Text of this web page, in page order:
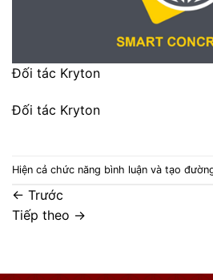
Đối tác Kryton
Đối tác Kryton
Hiện cả chức năng bình luận và tạo
← Trước
Tiếp theo →